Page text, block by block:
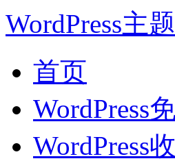
WordPress主
首页
WordPress
WordPress